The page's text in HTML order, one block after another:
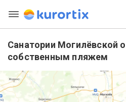
Санатории Могилёвской
собственным пляжем